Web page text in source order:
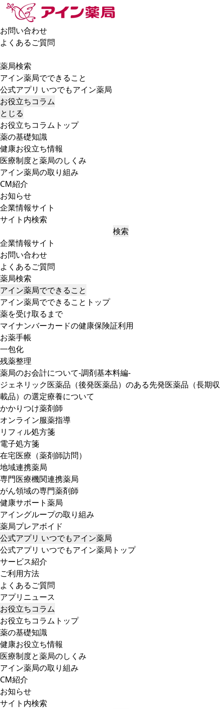
お問い合わせ
よくあるご質問
薬局検索
アイン薬局でできること
公式アプリ いつでもアイン薬局
お役立ちコラム
とじる
お役立ちコラムトップ
薬の基礎知識
健康お役立ち情報
医療制度と薬局のしくみ
アイン薬局の取り組み
CM紹介
お知らせ
企業情報サイト
サイト内検索
検索
企業情報サイト
お問い合わせ
よくあるご質問
薬局検索
アイン薬局でできること
アイン薬局でできることトップ
薬を受け取るまで
マイナンバーカードの健康保険証利用
お薬手帳
一包化
残薬整理
薬局のお会計について-調剤基本料編-
ジェネリック医薬品（後発医薬品）のある先発医薬品（長期収
載品）の選定療養について
かかりつけ薬剤師
オンライン服薬指導
リフィル処方箋
電子処方箋
在宅医療（薬剤師訪問）
地域連携薬局
専門医療機関連携薬局
がん領域の専門薬剤師
健康サポート薬局
アイングループの取り組み
薬局プレアボイド
公式アプリ いつでもアイン薬局
公式アプリ いつでもアイン薬局トップ
サービス紹介
ご利用方法
よくあるご質問
アプリニュース
お役立ちコラム
お役立ちコラムトップ
薬の基礎知識
健康お役立ち情報
医療制度と薬局のしくみ
アイン薬局の取り組み
CM紹介
お知らせ
サイト内検索